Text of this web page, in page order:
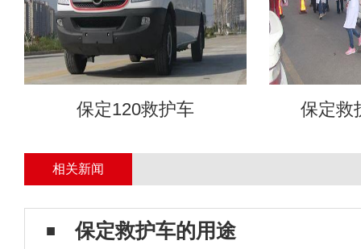
保定120救护车 保定救
相关新闻
保定救护车的用途